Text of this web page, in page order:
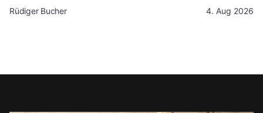
Rüdiger Bucher 4. Aug 2026